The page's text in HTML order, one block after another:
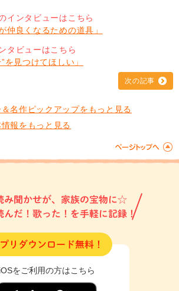
インタビューはこちら
仲良くなるための道具」
タビューはこちら
を見つけてほしい」
次の記事
名作ピックアップをもっと見る
報をもっと見る
み聞かせが、家族の宝物に☆
んだ！歌った！を手軽に記録！
リダウンロード無料！
iOSをご利用の方はこちら